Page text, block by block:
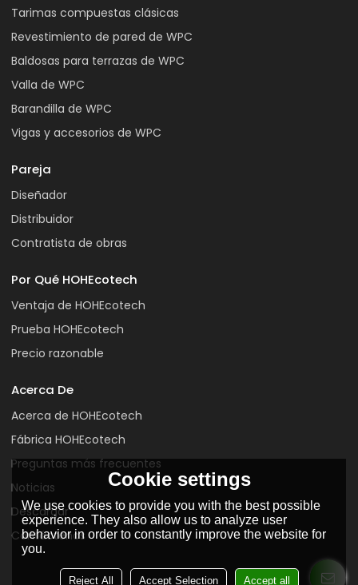
Tarimas compuestas clásicas
Revestimiento de pared de WPC
Baldosas para terrazas de WPC
Valla de WPC
Barandilla de WPC
Vigas y accesorios de WPC
Pareja
Diseñador
Distribuidor
Contratista de obras
Por Qué HOHEcotech
Ventaja de HOHEcotech
Prueba HOHEcotech
Precio razonable
Acerca De
Acerca de HOHEcotech
Fábrica HOHEcotech
Preguntas más frecuentes
Noticias
Descargar
Contáctenos
Cookie settings
We use cookies to provide you with the best possible
experience. They also allow us to analyze user
behavior in order to constantly improve the website for
you.
Reject All Accept Selection Accept all